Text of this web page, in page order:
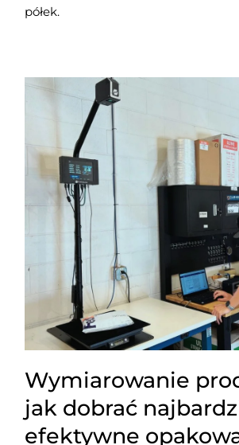
półek.
Wymiarowanie
jak dobrać
efektywne